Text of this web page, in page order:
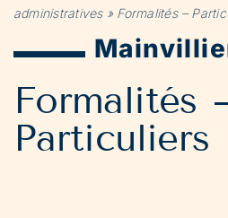
administratives» Formalités –
Formalités
Particuliers